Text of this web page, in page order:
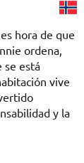
hora de que
ordena,
se está
vive
y la